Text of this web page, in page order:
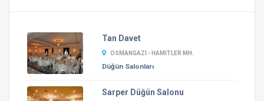
Tan Davet
OSMANGAZI - HAMITLER MH.
Düğün Salonları
Sarper Düğün Salonu